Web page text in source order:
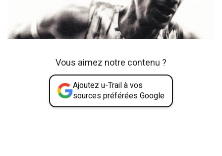
Vous aimez notre contenu ?
Ajoutez u-Trail à vos
sources préférées Google